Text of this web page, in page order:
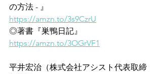
の方法 - 』
https://amzn.to/3s9CzrU
◎著書『巣鴨日記』
https://amzn.to/3OGrVF1
平井宏治（株式会社アシスト代表取締